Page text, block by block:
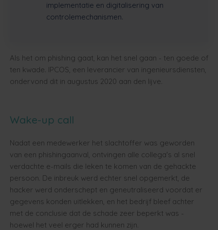
implementatie en digitalisering van
controlemechanismen.
Als het om phishing gaat, kan het snel gaan - ten goede of
ten kwade. IPCOS, een leverancier van ingenieursdiensten,
ondervond dit in augustus 2020 aan den lijve.
Wake-up call
Nadat een medewerker het slachtoffer was geworden
van een phishingaanval, ontvingen alle collega's al snel
verdachte e-mails die leken te komen van de gehackte
persoon. De inbreuk werd echter snel opgemerkt, de
hacker werd onderschept en geneutraliseerd voordat er
gegevens konden uitlekken, en het bedrijf bleef achter
met de conclusie dat de schade zeer beperkt was -
hoewel het veel erger had kunnen zijn.